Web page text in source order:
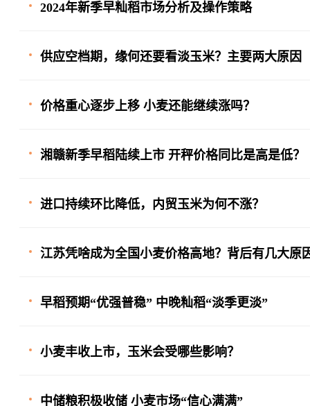
2024年新季早籼稻市场分析及操作策略
供应空档期，缘何还要看淡玉米？主要两大原因
价格重心逐步上移 小麦还能继续涨吗？
湘赣新季早稻陆续上市 开秤价格同比是高是低？
进口持续环比降低，内贸玉米为何不涨？
江苏凭啥成为全国小麦价格高地？背后有几大原
早稻预期“优强普稳” 中晚籼稻“淡季更淡”
小麦丰收上市，玉米会受哪些影响？
中储粮积极收储 小麦市场“信心满满”